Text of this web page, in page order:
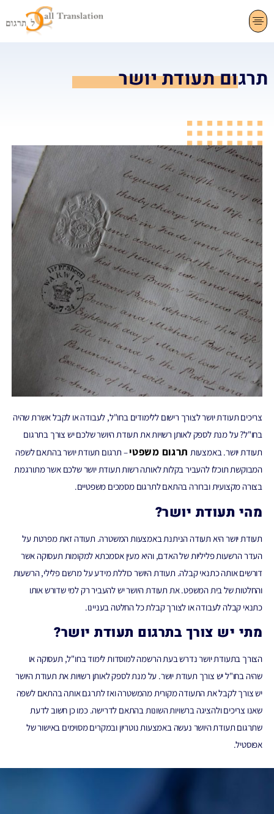
תרגום תעודת יושר
צריכים תעודת יושר לצורך רישום ללימודים בחו"ל, לעבודה או לקבל אשרת שהיה
בחו"ל? על מנת לספק לאותן רשויות את תעודת היושר שלכם יש צורך בתרגום
תעודת יושר. באמצעות תרגום משפטי– תרגום תעודת יושר בהתאם לשפה
המבוקשת תוכלו להעביר בקלות לאותה רשות תעודת יושר שלכם אשר מתורגמת
בצורה מקצועית וברורה בהתאם לתרגום מסמכים משפטיים.
מהי תעודת יושר?
תעודת יושר היא תעודה הניתנת באמצעות המשטרה. תעודה זאת מפרטת על
העדר הרשעות פליליות של האדם, והיא מעין אסמכתא למקומות תעסוקה אשר
דורשים אותה כתנאי קבלה. תעודת היושר כוללת מידע על מרשם פלילי, הרשעות
והחלטות של בית המשפט. את תעודת היושר יש להעביר רק למי שדורש אותו
כתנאי קבלה לעבודה או לצורך קבלת כל החלטה בעניינו.
מתי יש צורך בתרגום תעודת יושר?
הצורך בתעודת יושר נדרש בעת הרשמה למוסדות לימוד בחו"ל, תעסוקה או
שהיה בחו"ל יש צורך תעודת יושר. על מנת לספק לאותן רשויות את תעודת היושר
יש צורך לקבל את התעודה מקורית מהמשטרה ואז לתרגם אותה בהתאם לשפה
שאנו צריכים ולהציגה ברשויות השונות בהתאם לדרישה. כמו כן חשוב לדעת
שתרגום תעודת היושר נעשה באמצעות נוטריון ובמקרים מסוימים באישור של
אפוסטיל.